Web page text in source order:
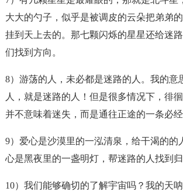
大大的勺子，似乎是被调皮的云朵把弟弟
挂到天上去的。那七颗闪烁的星星还给迷路
们找到方向。
8）游荡的人，未必都是迷路的人。我的意
人，就是迷路的人！但是很多情况下，徘
并不意味着迷失，而是通往正途的一条必经
9）爱心是沙漠里的一泓清泉，给干渴的的
心是黑夜里的一盏明灯，帮迷路的人找到归
10）我们能够确切的了解宇宙吗？我的天